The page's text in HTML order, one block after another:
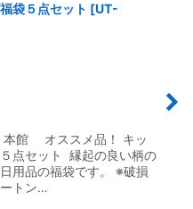
袋５点セット [UT-
本館 オススメ品！ キッ
点セット 縁起の良い柄の
用品の福袋です。 ※破損
トン…